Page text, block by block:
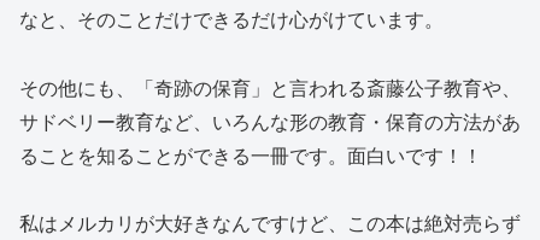
なと、そのことだけできるだけ心がけています。
その他にも、「奇跡の保育」と言われる斎藤公子教育や、
サドベリー教育など、いろんな形の教育・保育の方法があ
ることを知ることができる一冊です。面白いです！！
私はメルカリが大好きなんですけど、この本は絶対売らず